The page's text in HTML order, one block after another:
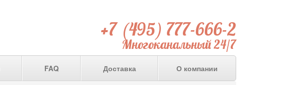
+7 (495) 777-666-2
Многоканальный 24/7
FAQ Доставка О компании